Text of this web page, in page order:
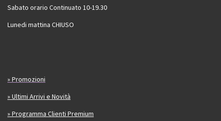
Sabato orario Continuato 10-19.30
Lunedi mattina CHIUSO
» Promozioni
» Ultimi Arrivi e Novità
» Programma Clienti Premium